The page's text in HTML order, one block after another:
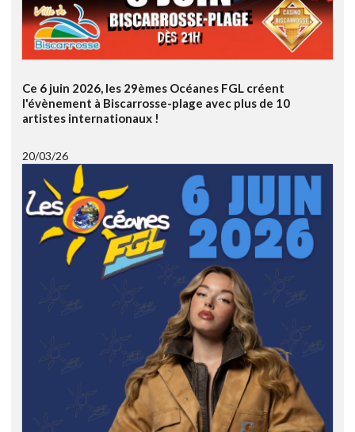
Ce 6 juin 2026, les 29èmes Océanes FGL créent
l'évènement à Biscarrosse-plage avec plus de 10
artistes internationaux !
20/03/26